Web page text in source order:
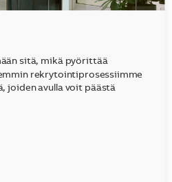
sitä, mikä pyörittää
rekrytointiprosessiimme
joiden avulla voit päästä